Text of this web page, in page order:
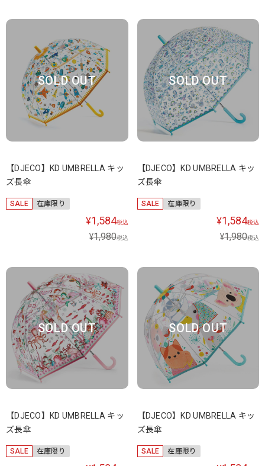
SOLD OUT
【DJECO】KD UMBRELLA キッ
ズ長傘
SALE 在庫限り
¥1,584税込
¥1,980税込
SOLD OUT
【DJECO】KD UMBRELLA キッ
ズ長傘
SALE 在庫限り
¥1,584税込
¥1,980税込
SOLD OUT
【DJECO】KD UMBRELLA キッ
ズ長傘
SALE 在庫限り
SOLD OUT
【DJECO】KD UMBRELLA キッ
ズ長傘
SALE 在庫限り